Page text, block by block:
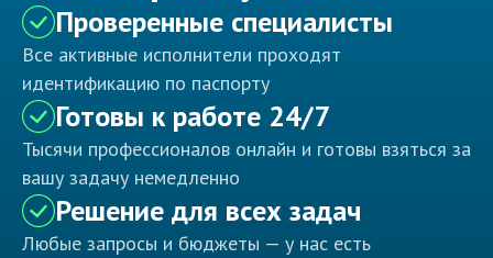
Проверенные специалисты
Все активные исполнители проходят
идентификацию по паспорту
Готовы к работе 24/7
Тысячи профессионалов онлайн и готовы взяться за
вашу задачу немедленно
Решение для всех задач
Любые запросы и бюджеты — у нас есть